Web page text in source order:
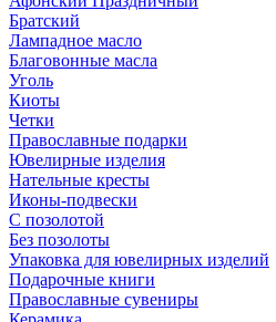
Братский
Лампадное масло
Благовонные масла
Уголь
Киоты
Четки
Православные подарки
Ювелирные изделия
Нательные кресты
Иконы-подвески
С позолотой
Без позолоты
Упаковка для ювелирных изделий
Подарочные книги
Православные сувениры